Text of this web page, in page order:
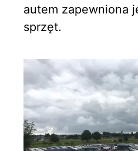
autem zapewniona
sprzęt.